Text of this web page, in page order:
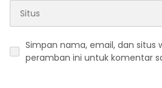
Simpan nama, email, dan situs
peramban ini untuk komentar